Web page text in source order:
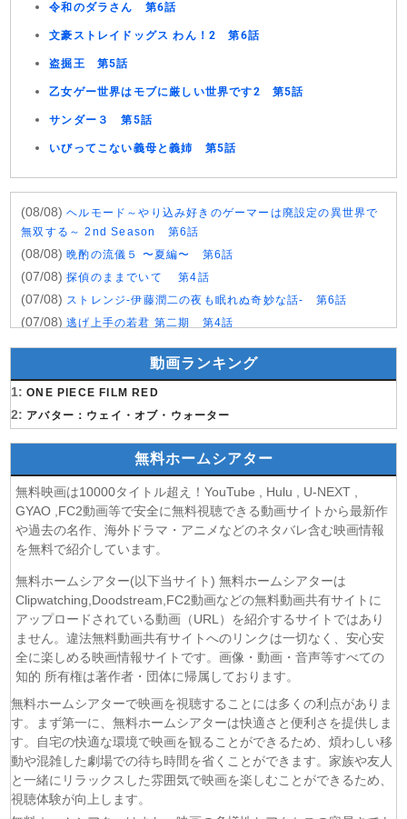
令和のダラさん 第6話
文豪ストレイドッグス わん！2 第6話
盗掘王 第5話
乙女ゲー世界はモブに厳しい世界です2 第5話
サンダー３ 第5話
いびってこない義母と義姉 第5話
(08/08)ヘルモード～やり込み好きのゲーマーは廃設定の異世界で
無双する～ 2nd Season 第6話
(08/08)晩酌の流儀５ 〜夏編〜 第6話
(07/08)探偵のままでいて 第4話
(07/08) ストレンジ-伊藤潤二の夜も眠れぬ奇妙な話- 第6話
(07/08)逃げ上手の若君 第二期 第4話
(07/08)神の雫 第18話
うちの弟どもがすみません 第6話
(07/08)これ描いて死ね 第6話
(07/08)ここは俺に任せて先に行けと言ってから10年がたったら伝
説になっていた。 第6話
領民0人スタートの辺境領主様 第6話
(07/08)しもべの王子様 第6話
(07/08)転生したらスライムだった件 第4期 第17話
(07/08) 金曜ロードショー 動画 2026年8月7日
(07/08)Tシャツが乾くまで 第5話
(07/08) 乙女怪獣キャラメリゼ 第6話
(07/08) チョッちゃん 第87話
(07/08)ひまわり 第95話
(07/08)マッサン 第19話
(07/08)風、薫る 第95話
(07/08)夫婦と16歳〜狂気の隣人〜 第6話
(07/08)今から、親友やめようか。 第7話
(07/08) 未婚詐欺 私の知らない彼の顔 第4話
(07/08) ヤニねこ 第6話
(07/08)追放された転生重騎士はゲーム知識で無双する 第6話
動画ランキング
1: ONE PIECE FILM RED
2: アバター：ウェイ・オブ・ウォーター
無料ホームシアター
無料映画は10000タイトル超え！YouTube , Hulu , U-NEXT ,
GYAO ,FC2動画等で安全に無料視聴できる動画サイトから最新作
や過去の名作、海外ドラマ・アニメなどのネタバレ含む映画情報
を無料で紹介しています。
無料ホームシアター(以下当サイト) 無料ホームシアターは
Clipwatching,Doodstream,FC2動画などの無料動画共有サイトに
アップロードされている動画（URL）を紹介するサイトではあり
ません。違法無料動画共有サイトへのリンクは一切なく、安心安
全に楽しめる映画情報サイトです。画像・動画・音声等すべての
知的 所有権は著作者・団体に帰属しております。
無料ホームシアターで映画を視聴することには多くの利点がありま
す。まず第一に、無料ホームシアターは快適さと便利さを提供しま
す。自宅の快適な環境で映画を観ることができるため、煩わしい移
動や混雑した劇場での待ち時間を省くことができます。家族や友人
と一緒にリラックスした雰囲気で映画を楽しむことができるため、
視聴体験が向上します。